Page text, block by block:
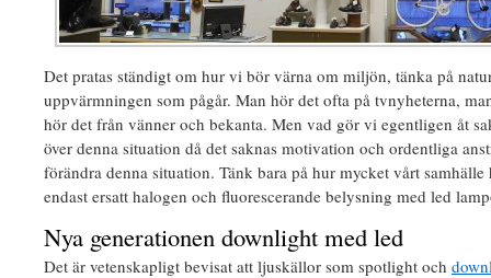
Det pratas ständigt om hur vi bör värna om miljön, tänka på
uppvärmningen som pågår. Man hör det ofta på tvnyheterna,
hör det från vänner och bekanta. Men vad gör vi egentligen åt
över denna situation då det saknas motivation och ordentliga
förändra denna situation. Tänk bara på hur mycket vårt
endast ersatt halogen och fluorescerande belysning med led
Nya generationen downlight med led
Det är vetenskapligt bevisat att ljuskällor som spotlight och